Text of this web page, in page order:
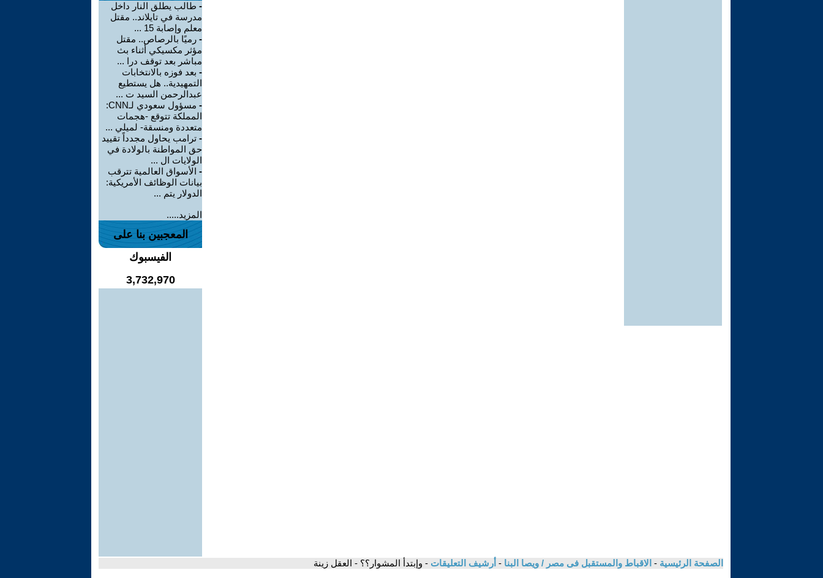
- طالب يطلق النار داخل
مدرسة في تايلاند.. مقتل
معلم وإصابة 15 ...
- رميًا بالرصاص.. مقتل
مؤثر مكسيكي أثناء بث
مباشر بعد توقف درا ...
- بعد فوزه بالانتخابات
التمهيدية.. هل يستطيع
عبدالرحمن السيد ت ...
-
مسؤول سعودي لـCNN:
المملكة تتوقع -هجمات
متعددة ومنسقة- لميلي ...
- ترامب يحاول مجدداً تقييد
حق المواطنة بالولادة في
الولايات ال ...
- الأسواق العالمية تترقب
بيانات الوظائف الأمريكية:
الدولار يتم ...
المزيد.....
المعجبين بنا على
الفيسبوك
3,732,970
الصفحة الرئيسية - الاقباط والمستقبل فى مصر / ويصا البنا - أرشيف التعليقات - وإبتدأ المشوار؟؟ - العقل زينة